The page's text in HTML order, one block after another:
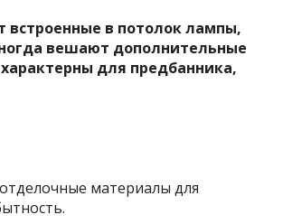
встроенные в потолок лампы,
вешают дополнительные
для предбанника,
материалы для